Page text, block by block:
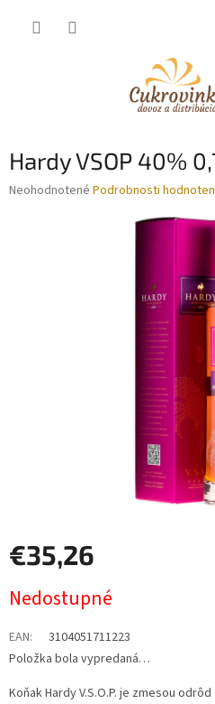
Hardy VSOP 40%
Priemerné
Neohodnotené Podrobnosti
€35,26
cena:
Nedostupné
EAN:
3104051711223
Položka bola vypredaná…
Koňak Hardy V.S.O.P. je zmesou